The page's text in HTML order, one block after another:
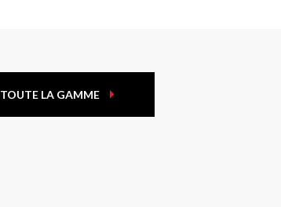
TOUTE LA GAMME